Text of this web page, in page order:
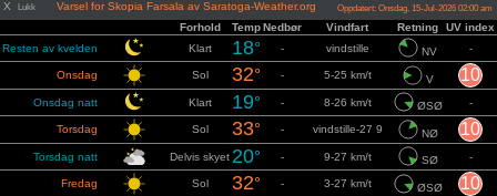
X Lukk Varsel for Skopia Farsala av Saratoga-Weather.org Oppdatert: Onsdag, 15-Jul-2026 02:00 am
Forhold TempNedbør Vindfart Retning
UV index
Resten av kvelden
Klart 18° - vindstille NV -
Onsdag Sol 32° - 5-25 km/t V 10
Onsdag natt Klart 19° - 8-26 km/t ØSØ -
Torsdag Sol 33° - vindstille-27 9 NØ 10
Torsdag natt Delvis skyet 20° - 9-27 km/t SØ -
Fredag Sol 32° - 3-27 km/t ØSØ 10